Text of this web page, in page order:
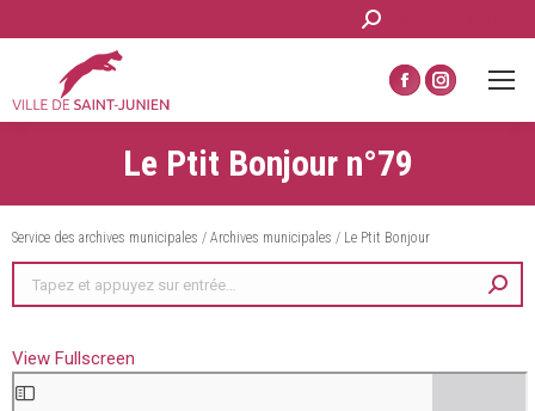
Recherche
:
La
page
Facebook
une
fenêtre
La
page
nouvelle
fenêtre
Le Ptit Bonjour n°79
Service des archives municipales / Archives municipales / Le Ptit Bonjour
View Fullscreen